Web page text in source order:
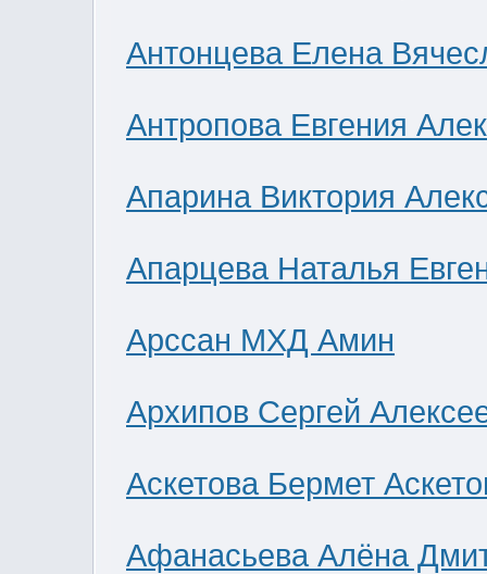
Антонцева Елена
Антропова Евгения
Апарина Виктория
Апарцева Наталья
Арссан МХД Амин
Архипов Сергей
Аскетова Бермет
Афанасьева Алёна